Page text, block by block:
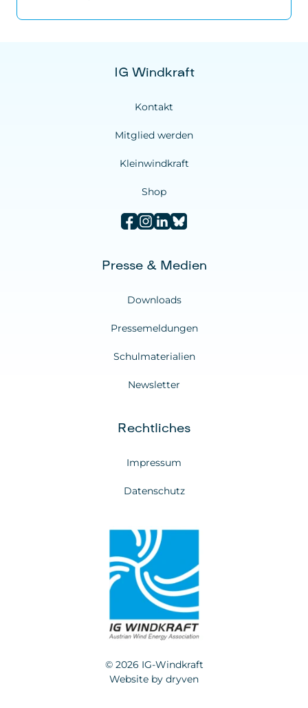
IG Windkraft
Kontakt
Mitglied werden
Kleinwindkraft
Shop
Presse & Medien
Downloads
Pressemeldungen
Schulmaterialien
Newsletter
Rechtliches
Impressum
Datenschutz
© 2026 IG-Windkraft
Website by dryven